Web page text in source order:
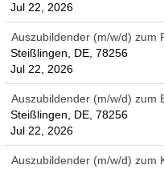
Jul 22, 2026
Auszubildender (m/w/d) zum
Steißlingen, DE, 78256
Jul 22, 2026
Auszubildender (m/w/d) zum
Steißlingen, DE, 78256
Jul 22, 2026
Auszubildender (m/w/d) zum